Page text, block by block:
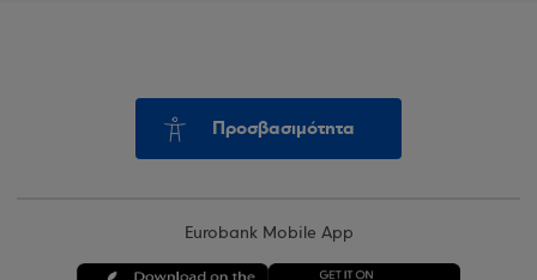
Προσβασιμότητα
Eurobank Mobile App